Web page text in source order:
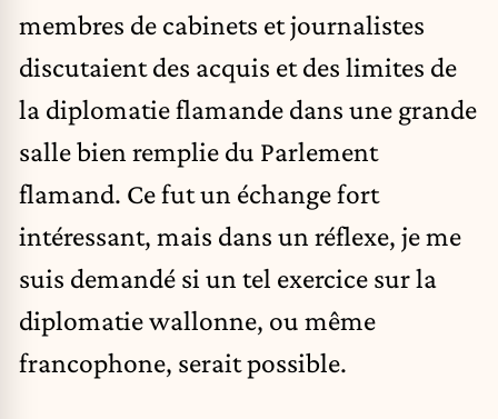
membres de cabinets et journalistes
discutaient des acquis et des limites de
la diplomatie flamande dans une grande
salle bien remplie du Parlement
flamand. Ce fut un échange fort
intéressant, mais dans un réflexe, je me
suis demandé si un tel exercice sur la
diplomatie wallonne, ou même
francophone, serait possible.